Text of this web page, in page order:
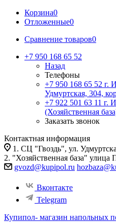
Корзина0
Отложенные0
Сравнение товаров0
+7 950 168 65 52
Назад
Телефоны
+7 950 168 65 52 г.
Удмуртская, 304,
+7 922 501 63 11 г.
(Хозяйственная
Заказать звонок
Контактная информация
1. СЦ "Гвоздь", ул.
2. "Хозяйственная база" улица
gvozd@kupipol.ru
Вконтакте
Telegram
Купипол- магазин напольных